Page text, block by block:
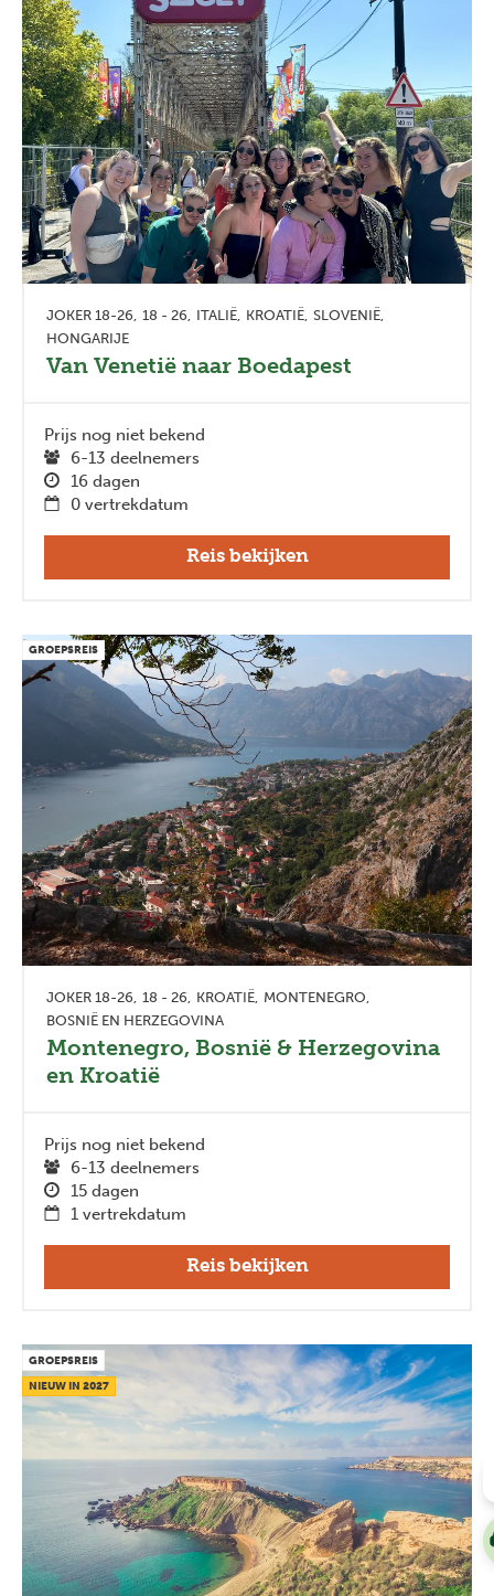
JOKER 18-26 18 - 26 ITALIË KROATIË SLOVENIË
HONGARIJE
Van Venetië naar Boedapest
Prijs nog niet bekend
6-13 deelnemers
16 dagen
0 vertrekdatum
Reis bekijken
GROEPSREIS
JOKER 18-26 18 - 26 KROATIË MONTENEGRO
BOSNIË EN HERZEGOVINA
Montenegro, Bosnië & Herzegovina
en Kroatië
Prijs nog niet bekend
6-13 deelnemers
15 dagen
1 vertrekdatum
Reis bekijken
GROEPSREIS
NIEUW IN 2027